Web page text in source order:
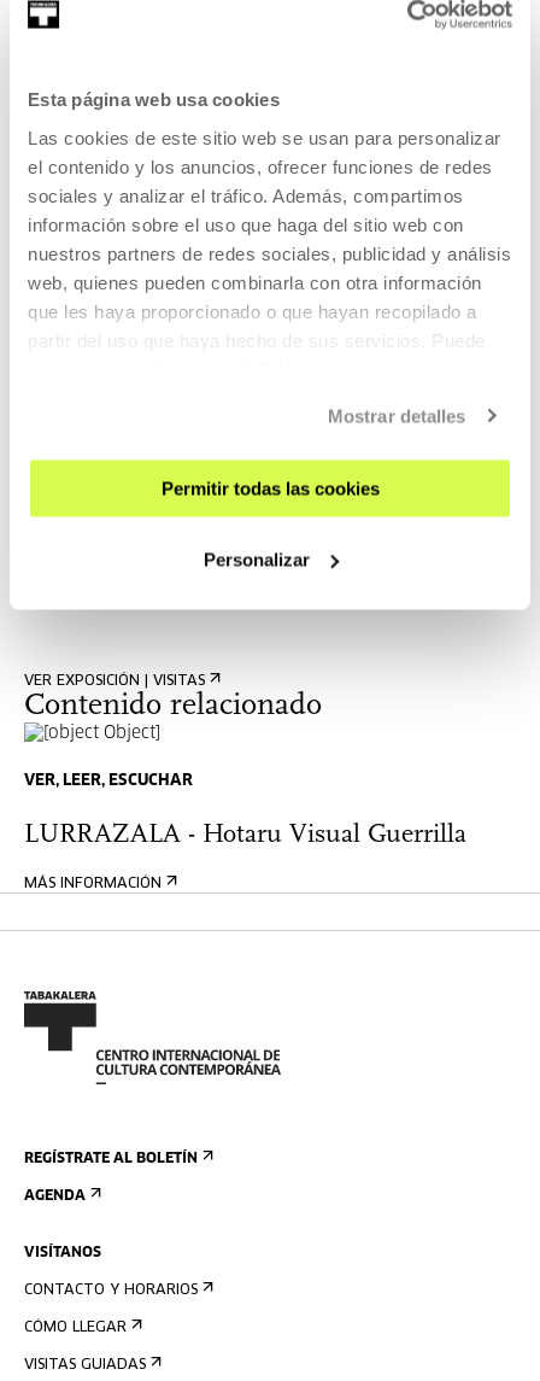
Esta página web usa cookies
Las cookies de este sitio web se usan para personalizar
el contenido y los anuncios, ofrecer funciones de redes
sociales y analizar el tráfico. Además, compartimos
información sobre el uso que haga del sitio web con
nuestros partners de redes sociales, publicidad y análisis
web, quienes pueden combinarla con otra información
que les haya proporcionado o que hayan recopilado a
partir del uso que haya hecho de sus servicios. Puede
Mostrar detalles
Permitir todas las cookies
Personalizar
Comisaria
Irma Vilà i Òdena
Irma Vilà i Òdena es comisaria, investigadora y productora
cu...
Pertenece a Exposición | Visitas:
Irekiak Gallery Weekend 2024
Donostia/San Sebastián acogerá del 12 al 15 de septiembre
VER EXPOSICIÓN | VISITAS
Contenido relacionado
VER, LEER, ESCUCHAR
LURRAZALA - Hotaru Visual Guerrilla
MÁS INFORMACIÓN
REGÍSTRATE AL BOLETÍN
AGENDA
VISÍTANOS
CONTACTO Y HORARIOS
CÓMO LLEGAR
VISITAS GUIADAS